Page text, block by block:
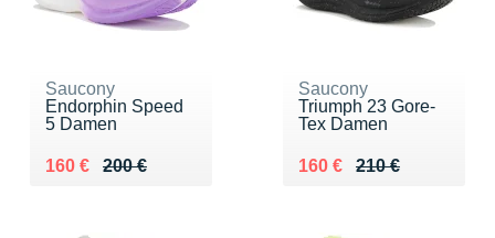
Saucony
Endorphin Speed
5 Damen
200 €
Au lieu de 200 €
160 €
Vendu 160 €
Saucony
Triumph 23 Gore-
Tex Damen
210 €
Au lieu de 210 €
160 €
Vendu 160 €